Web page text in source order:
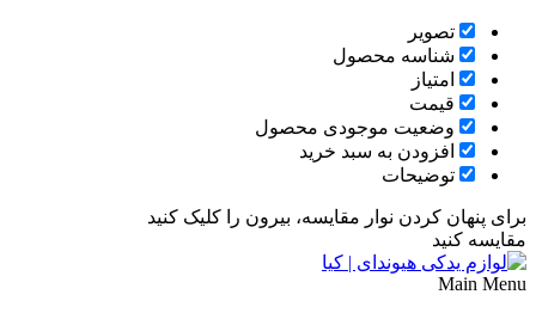
تصویر
شناسه محصول
امتیاز
قیمت
وضعیت موجودی محصول
افزودن به سبد خرید
توضیحات
برای پنهان کردن نوار مقایسه، بیرون را کلیک کنید
مقایسه کنید
Main Menu